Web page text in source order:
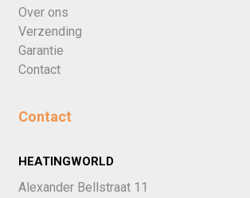
Over ons
Verzending
Garantie
Contact
Contact
HEATINGWORLD
Alexander Bellstraat 11